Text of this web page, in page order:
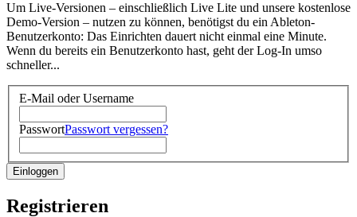
Um Live-Versionen – einschließlich Live Lite und unsere kostenlose
Demo-Version – nutzen zu können, benötigst du ein Ableton-
Benutzerkonto: Das Einrichten dauert nicht einmal eine Minute.
Wenn du bereits ein Benutzerkonto hast, geht der Log-In umso
schneller...
E-Mail oder Username
PasswortPasswort vergessen?
Registrieren